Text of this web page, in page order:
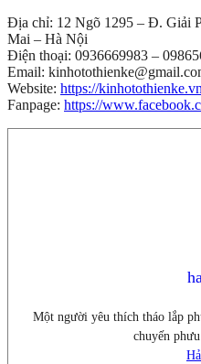
Địa chỉ: 12 Ngõ 1295 – Đ. Giải
Mai – Hà Nội
Điện thoại: 0936669983 –
Email:
Website: https://kinhotothienke.vn
Fanpage: https://
Một người yêu thích tháo lắp
chuyến